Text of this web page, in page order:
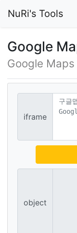
NuRi's Tools
Google
Google
iframe
object